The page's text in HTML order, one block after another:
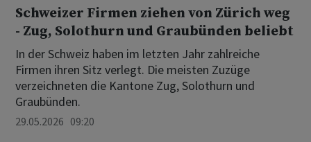
Schweizer Firmen ziehen von Zürich weg
- Zug, Solothurn und Graubünden beliebt
In der Schweiz haben im letzten Jahr zahlreiche
Firmen ihren Sitz verlegt. Die meisten Zuzüge
verzeichneten die Kantone Zug, Solothurn und
Graubünden.
29.05.2026 09:20